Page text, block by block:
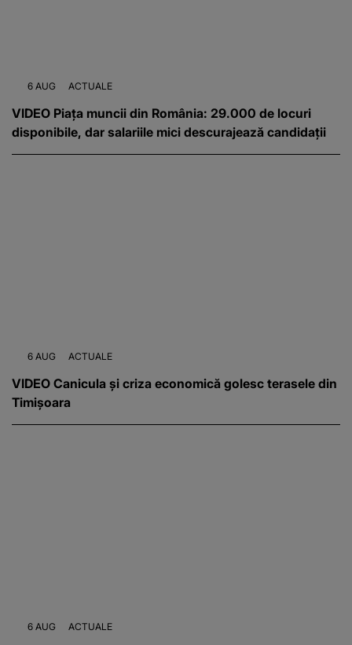
6 AUG ACTUALE
VIDEO Piața muncii din România: 29.000 de locuri
disponibile, dar salariile mici descurajează candidații
6 AUG ACTUALE
VIDEO Canicula și criza economică golesc terasele din
Timișoara
6 AUG ACTUALE